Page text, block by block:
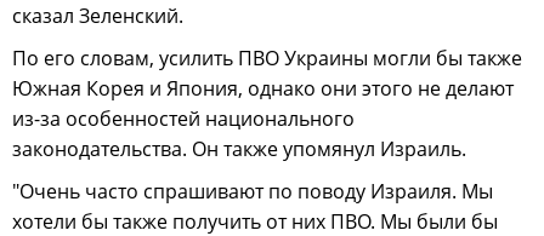
сказал Зеленский.
По его словам, усилить ПВО Украины могли бы также
Южная Корея и Япония, однако они этого не делают
из-за особенностей национального
законодательства. Он также упомянул Израиль.
"Очень часто спрашивают по поводу Израиля. Мы
хотели бы также получить от них ПВО. Мы были бы